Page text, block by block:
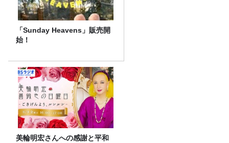
「Sunday Heavens」販売開
始！
美輪明宏さんへの感謝と平和